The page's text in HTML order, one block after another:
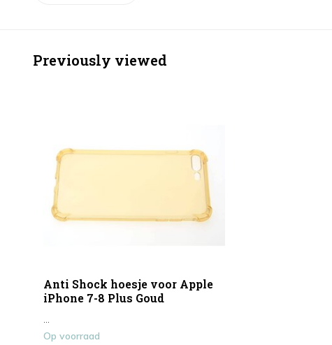
Previously viewed
Anti Shock hoesje voor Apple
iPhone 7-8 Plus Goud
Op voorraad